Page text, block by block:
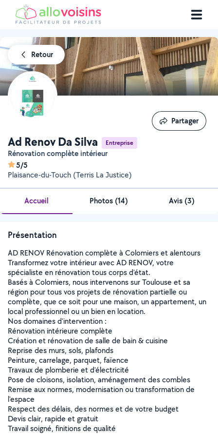
Retour
Ad Renov Da Silva Entreprise
Rénovation complète intérieur
5/5
Plaisance-du-Touch (Terris La Justice)
Partager
Partager
Accueil Photos (14) Avis (3)
Présentation
AD RENOV Rénovation complète à Colomiers et alentours
Transformez votre intérieur avec AD RENOV, votre
spécialiste en rénovation tous corps d'état.
Basés à Colomiers, nous intervenons sur Toulouse et sa
région pour tous vos projets de rénovation partielle ou
complète, que ce soit pour une maison, un appartement, un
local professionnel ou un bien en location.
Nos domaines d'intervention :
Rénovation intérieure complète
Création et rénovation de salle de bain & cuisine
Reprise des murs, sols, plafonds
Peinture, carrelage, parquet, faïence
Travaux de plomberie et d'électricité
Pose de cloisons, isolation, aménagement des combles
Remise aux normes, modernisation ou transformation de
l'espace
Respect des délais, des normes et de votre budget
Devis clair, rapide et gratuit
Travail soigné, finitions de qualité